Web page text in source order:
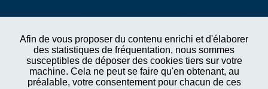
Afin de vous proposer du contenu enrichi et d'élaborer
des statistiques de fréquentation, nous sommes
susceptibles de déposer des cookies tiers sur votre
machine. Cela ne peut se faire qu'en obtenant, au
préalable, votre consentement pour chacun de ces
MENTIONS LÉGALES
PLAN DU SITE